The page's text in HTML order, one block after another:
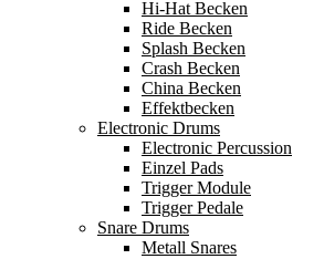
Hi-Hat Becken
Ride Becken
Splash Becken
Crash Becken
China Becken
Effektbecken
Electronic Drums
Electronic Percussion
Einzel Pads
Trigger Module
Trigger Pedale
Snare Drums
Metall Snares